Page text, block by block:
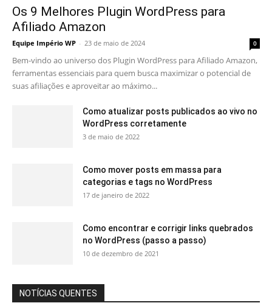
Os 9 Melhores Plugin WordPress para
Afiliado Amazon
Equipe Império WP - 23 de maio de 2024 0
Bem-vindo ao universo dos Plugin WordPress para Afiliado Amazon,
ferramentas essenciais para quem busca maximizar o potencial de
suas afiliações e aproveitar ao máximo...
Como atualizar posts publicados ao vivo no
WordPress corretamente
3 de maio de 2022
Como mover posts em massa para
categorias e tags no WordPress
17 de janeiro de 2022
Como encontrar e corrigir links quebrados
no WordPress (passo a passo)
10 de dezembro de 2021
NOTÍCIAS QUENTES